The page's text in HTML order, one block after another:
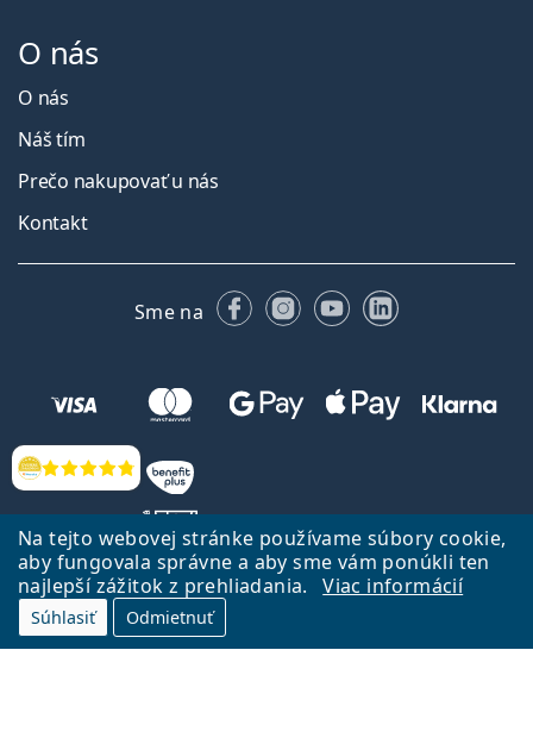
Na tejto webovej stránke používame súbory cookie,
aby fungovala správne a aby sme vám ponúkli ten
najlepší zážitok z prehliadania.
Viac informácií
Súhlasiť Odmietnuť
Hodnotenia
O nás
O nás
Náš tím
Prečo nakupovať u nás
Kontakt
Sme na FacebookuInstagrame
YouTubeLinkedIn
Späť na Úvodnu stránku
Lentiamo.sk vlastní a prevádzkuje spoločnosť Lentiamo s.r.o., Česká